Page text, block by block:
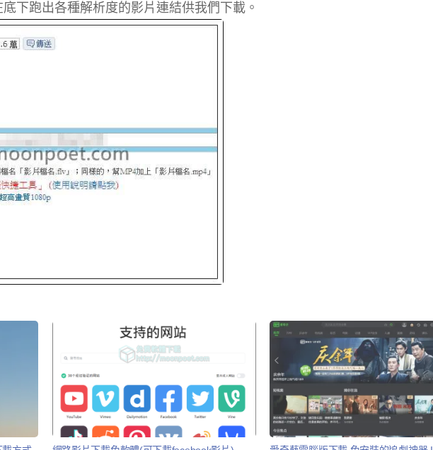
下跑出各種解析度的影片連結供我們下載。